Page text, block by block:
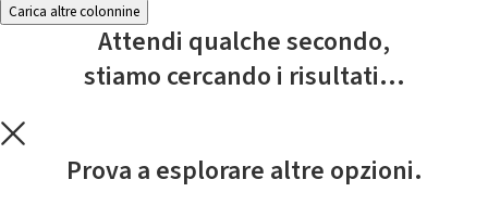
Carica altre colonnine
Attendi qualche secondo,
stiamo cercando i risultati...
Prova a esplorare altre opzioni.